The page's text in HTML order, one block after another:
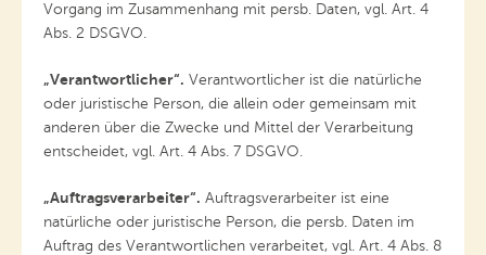
Vorgang im Zusammenhang mit persb. Daten, vgl. Art. 4
Abs. 2 DSGVO.
„Verantwortlicher“. Verantwortlicher ist die natürliche
oder juristische Person, die allein oder gemeinsam mit
anderen über die Zwecke und Mittel der Verarbeitung
entscheidet, vgl. Art. 4 Abs. 7 DSGVO.
„Auftragsverarbeiter“. Auftragsverarbeiter ist eine
natürliche oder juristische Person, die persb. Daten im
Auftrag des Verantwortlichen verarbeitet, vgl. Art. 4 Abs. 8